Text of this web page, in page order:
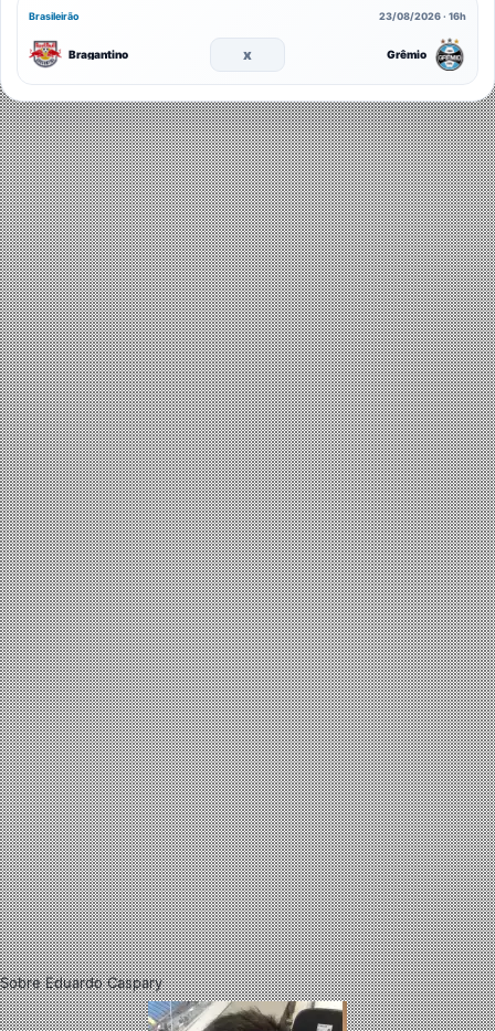
Brasileirão 23/08/2026 · 16h
Bragantino x Grêmio
Sobre Eduardo Caspary